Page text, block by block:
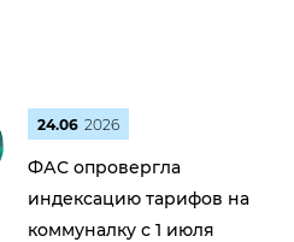
24.06 2026
ФАС опровергла
индексацию тарифов на
коммуналку с 1 июля